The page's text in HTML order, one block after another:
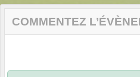
COMMENTEZ